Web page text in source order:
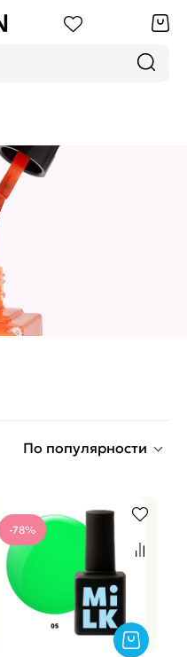
По популярности
-78%